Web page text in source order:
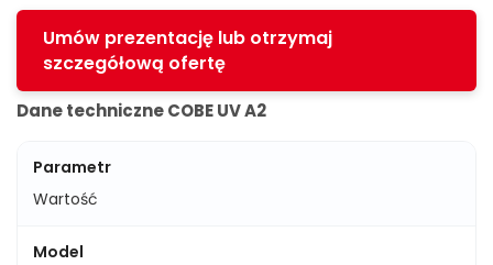
Umów prezentację lub otrzymaj
szczegółową ofertę
Dane techniczne COBE UV A2
Parametr
Wartość
Model